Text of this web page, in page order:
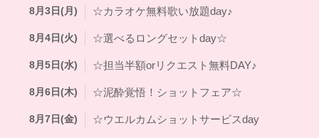
8月3日(月) ☆カラオケ無料歌い放題day♪
8月4日(火) ☆選べるロングセットday☆
8月5日(水) ☆担当半額orリクエスト無料DAY♪
8月6日(木) ☆泥酔覚悟！ショットフェア☆
8月7日(金) ☆ウエルカムショットサービスday